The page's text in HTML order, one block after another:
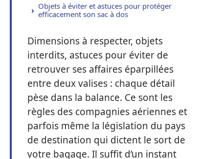
Objets à éviter et astuces pour protéger
efficacement son sac à dos
Dimensions à respecter, objets
interdits, astuces pour éviter de
retrouver ses affaires éparpillées
entre deux valises : chaque détail
pèse dans la balance. Ce sont les
règles des compagnies aériennes et
parfois même la législation du pays
de destination qui dictent le sort de
votre bagage. Il suffit d’un instant